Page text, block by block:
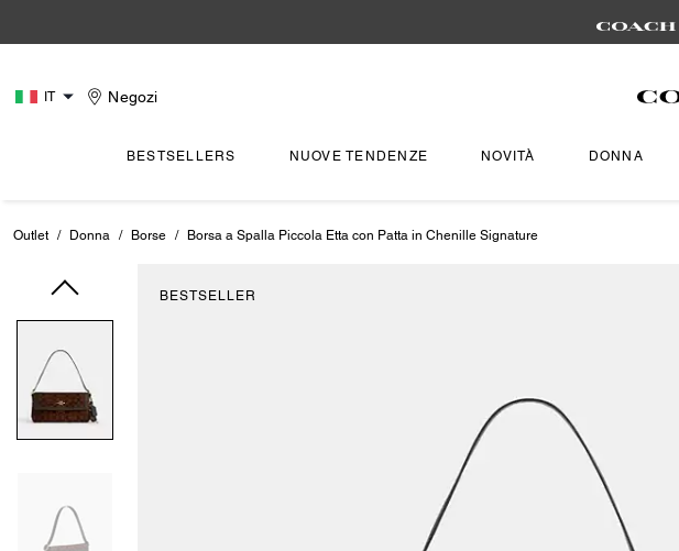
IT Negozi
BESTSELLERS NUOVE TENDENZE NOVITÀ DONNA
Outlet / Donna / Borse / Borsa a Spalla Piccola Etta con Patta in Chenille Signature
BESTSELLER